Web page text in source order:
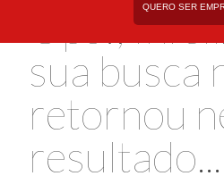
QUERO SER
Ops!,
sua busca
retornou
resultado...